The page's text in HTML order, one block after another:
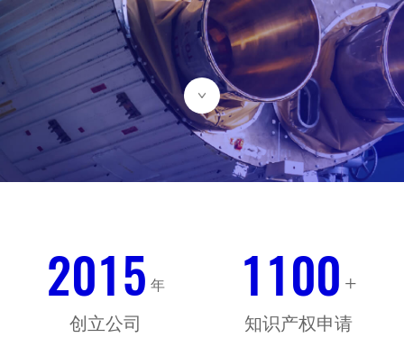
0106
年
2015
创立公司
0430
+
1100
知识产权申请
1711 0808